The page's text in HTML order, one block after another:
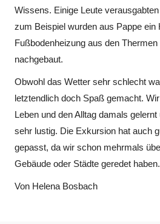
Wissens. Einige Leute
zum Beispiel wurden aus Pappe ein
Fußbodenheizung aus den
nachgebaut.
Obwohl das Wetter sehr schlecht
letztendlich doch Spaß gemacht.
Leben und den Alltag damals
sehr lustig. Die Exkursion hat auch
gepasst, da wir schon mehrmals
Gebäude oder Städte geredet haben.
Von Helena Bosbach